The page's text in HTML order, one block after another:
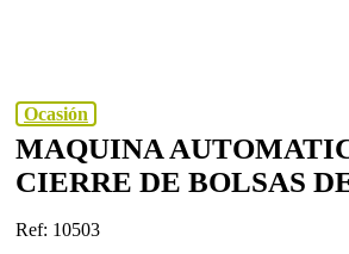
Ocasión
MAQUINA
CIERRE DE BOLSAS
Ref: 10503